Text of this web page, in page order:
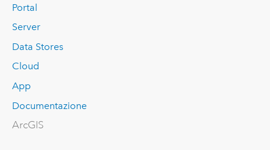
Portal
Server
Data Stores
Cloud
App
Documentazione
ArcGIS